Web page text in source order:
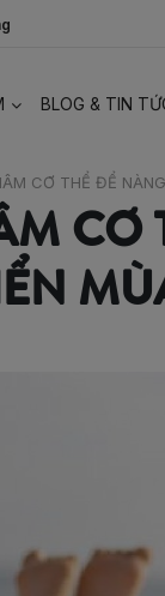
BLOG & TIN
CƠ THỂ ĐỂ